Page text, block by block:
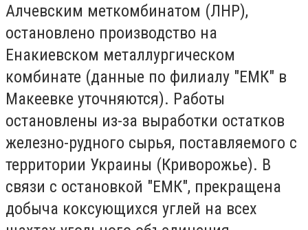
Алчевским меткомбинатом (ЛНР),
остановлено производство на
Енакиевском металлургическом
комбинате (данные по филиалу "ЕМК" в
Макеевке уточняются). Работы
остановлены из-за выработки остатков
железно-рудного сырья, поставляемого с
территории Украины (Криворожье). В
связи с остановкой "ЕМК", прекращена
добыча коксующихся углей на всех